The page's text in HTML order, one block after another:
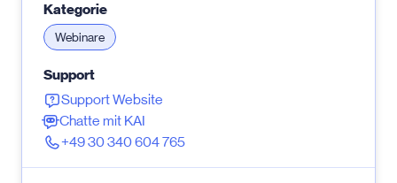
Kategorie
Webinare
Support
Support Website
Chatte mit KAI
+49 30 340 604 765